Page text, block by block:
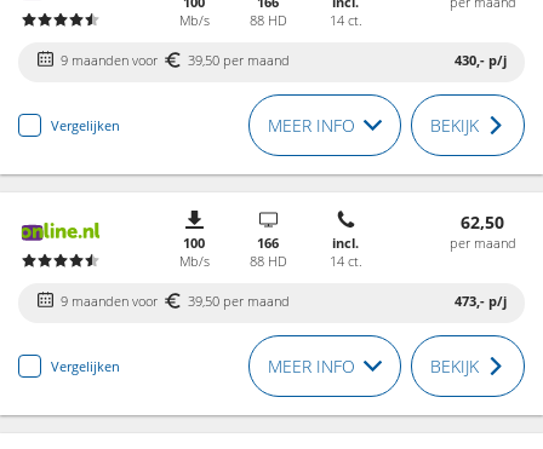
Mb/s
88 HD
14 ct.
9 maanden voor 39,50 per maand 430,- p/j
Vergelijken MEER INFO BEKIJK
100
Mb/s
166
88 HD
incl.
14 ct.
62,50
per maand
9 maanden voor 39,50 per maand 473,- p/j
Vergelijken MEER INFO BEKIJK